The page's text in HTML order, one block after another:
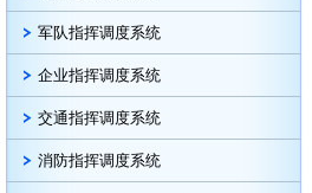
军队指挥调度系统
企业指挥调度系统
交通指挥调度系统
消防指挥调度系统